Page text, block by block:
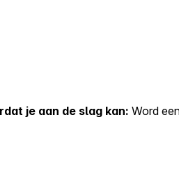
je aan de slag kan: Word